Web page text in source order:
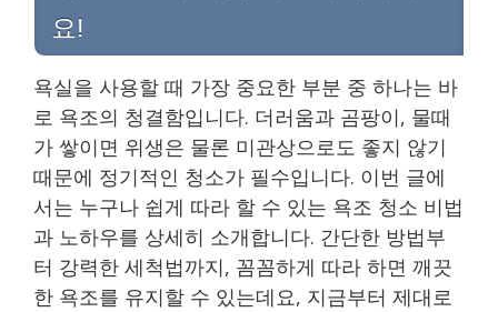
요!
욕실을 사용할 때 가장 중요한 부분 중 하나는 바
로 욕조의 청결함입니다. 더러움과 곰팡이, 물때
가 쌓이면 위생은 물론 미관상으로도 좋지 않기
때문에 정기적인 청소가 필수입니다. 이번 글에
서는 누구나 쉽게 따라 할 수 있는 욕조 청소 비법
과 노하우를 상세히 소개합니다. 간단한 방법부
터 강력한 세척법까지, 꼼꼼하게 따라 하면 깨끗
한 욕조를 유지할 수 있는데요, 지금부터 제대로